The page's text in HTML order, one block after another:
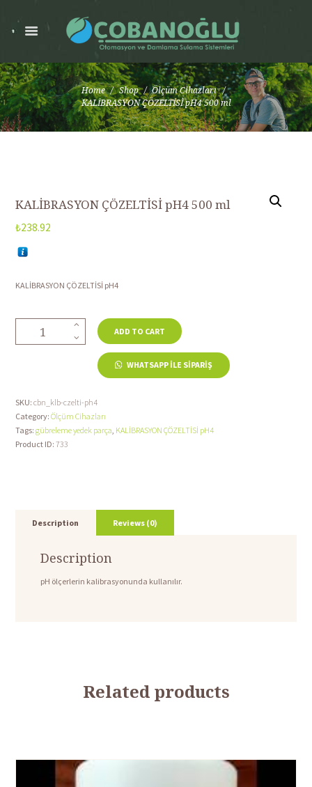
Home Shop
Ölçüm Cihazları
KALİBRASYON ÇÖZELTİSİ pH4 500 ml
KALİBRASYON ÇÖZELTİSİ pH4 500 ml
₺238.92
KALİBRASYON ÇÖZELTİSİ pH4
ÇÖZELTİSİ
ADD TO CART
WHATSAPP ILE SIPARIŞ
SKU:cbn_klb-czelti-ph4
Category:Ölçüm Cihazları
Tags:gübreleme yedek parça KALİBRASYON ÇÖZELTİSİ pH4
Product ID:733
Description Reviews (0)
Description
pH ölçerlerin kalibrasyonunda kullanılır.
Related products